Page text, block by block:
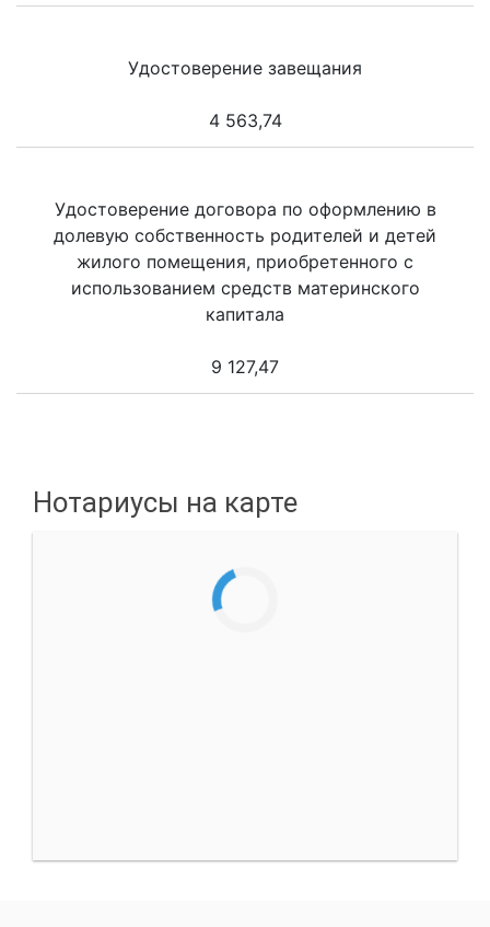
Удостоверение завещания
4 563,74
Удостоверение договора по оформлению в
долевую собственность родителей и детей
жилого помещения, приобретенного с
использованием средств материнского
капитала
9 127,47
Нотариусы на карте